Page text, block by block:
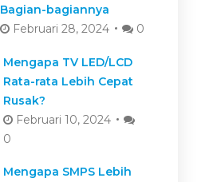
Bagian-bagiannya
Februari 28, 2024
0
Mengapa TV LED/LCD
Rata-rata Lebih Cepat
Rusak?
Februari 10, 2024
0
Mengapa SMPS Lebih